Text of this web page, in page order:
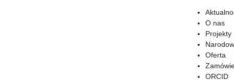
O nas
Projekty
Oferta
ORCID